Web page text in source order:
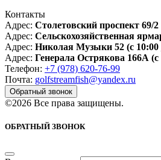
Контакты
Адрес: Столетовский проспект 69/2
Адрес: Сельскохозяйственная
Адрес: Николая Музыки 52 (с
Адрес: Генерала Острякова 166А (с
Телефон: +7 (978) 620-76-99
Почта: golfstreamfish@yandex.ru
Обратный звонок
©2026 Все права защищены.
ОБРАТНЫЙ ЗВОНОК